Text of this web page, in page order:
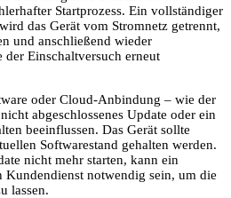
Startprozess. Ein vollständiger
das Gerät vom Stromnetz getrennt,
und anschließend wieder
der Einschaltversuch erneut
oder Cloud-Anbindung – wie der
abgeschlossenes Update oder ein
beeinflussen. Das Gerät sollte
Softwarestand gehalten werden.
nicht mehr starten, kann ein
notwendig sein, um die
lassen.